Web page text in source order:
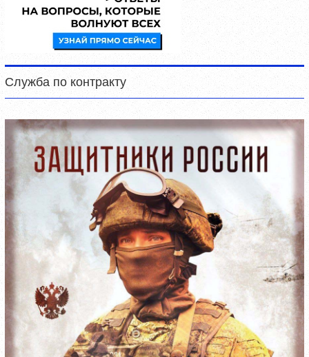
Служба по контракту